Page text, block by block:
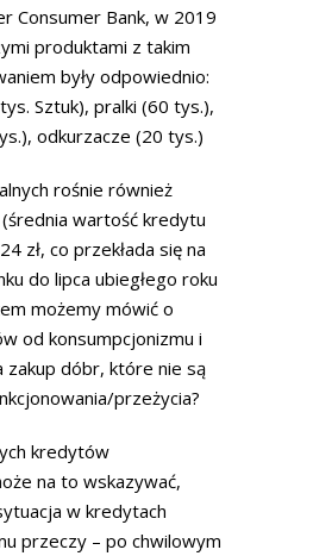
Consumer Bank, w 2019
produktami z takim
były odpowiednio:
Sztuk), pralki (60 tys.),
odkurzacze (20 tys.)
rośnie również
wartość kredytu
zł, co przekłada się na
do lipca ubiegłego roku
możemy mówić o
od konsumpcjonizmu i
zakup dóbr, które nie są
przeżycia?
kredytów
na to wskazywać,
w kredytach
przeczy – po chwilowym